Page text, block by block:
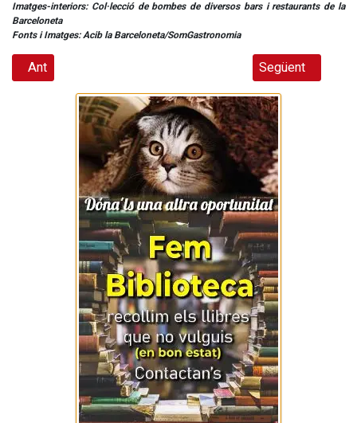
Imatges-interiors: Col·lecció de bombes de diversos bars i restaurants de la
Barceloneta
Fonts i Imatges: Acib la Barceloneta/SomGastronomia
Article anterior: La Bisbal del Penedès i Jornada de l’Oli
Ant Article següent:
Següent